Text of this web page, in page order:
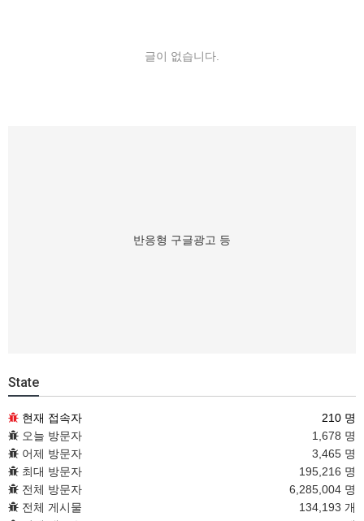
글이 없습니다.
반응형 구글광고 등
State
현재 접속자
210 명
오늘 방문자
1,678 명
어제 방문자
3,465 명
최대 방문자
195,216 명
전체 방문자
6,285,004 명
전체 게시물
134,193 개